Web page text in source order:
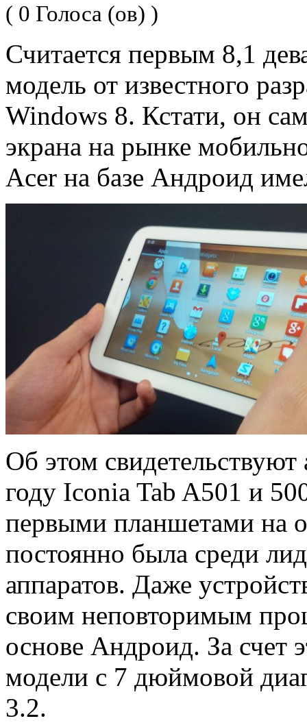
( 0 Голоса (ов) )
Считается первым 8,1
модель от известного
Windows 8. Кстати, он
экрана на рынке
Acer на базе Андроид
Об этом
году Iconia Tab A501 и
первыми планшетами на
постоянно была среди
аппаратов. Даже
своим неповторимым
основе Андроид. За счет
модели с 7 дюймовой
3.2.